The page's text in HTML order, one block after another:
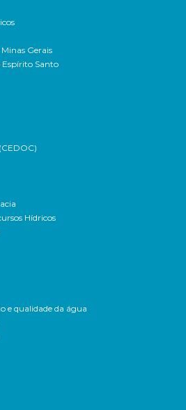
Gerais
Espírito Santo
Hídricos
e qualidade da água